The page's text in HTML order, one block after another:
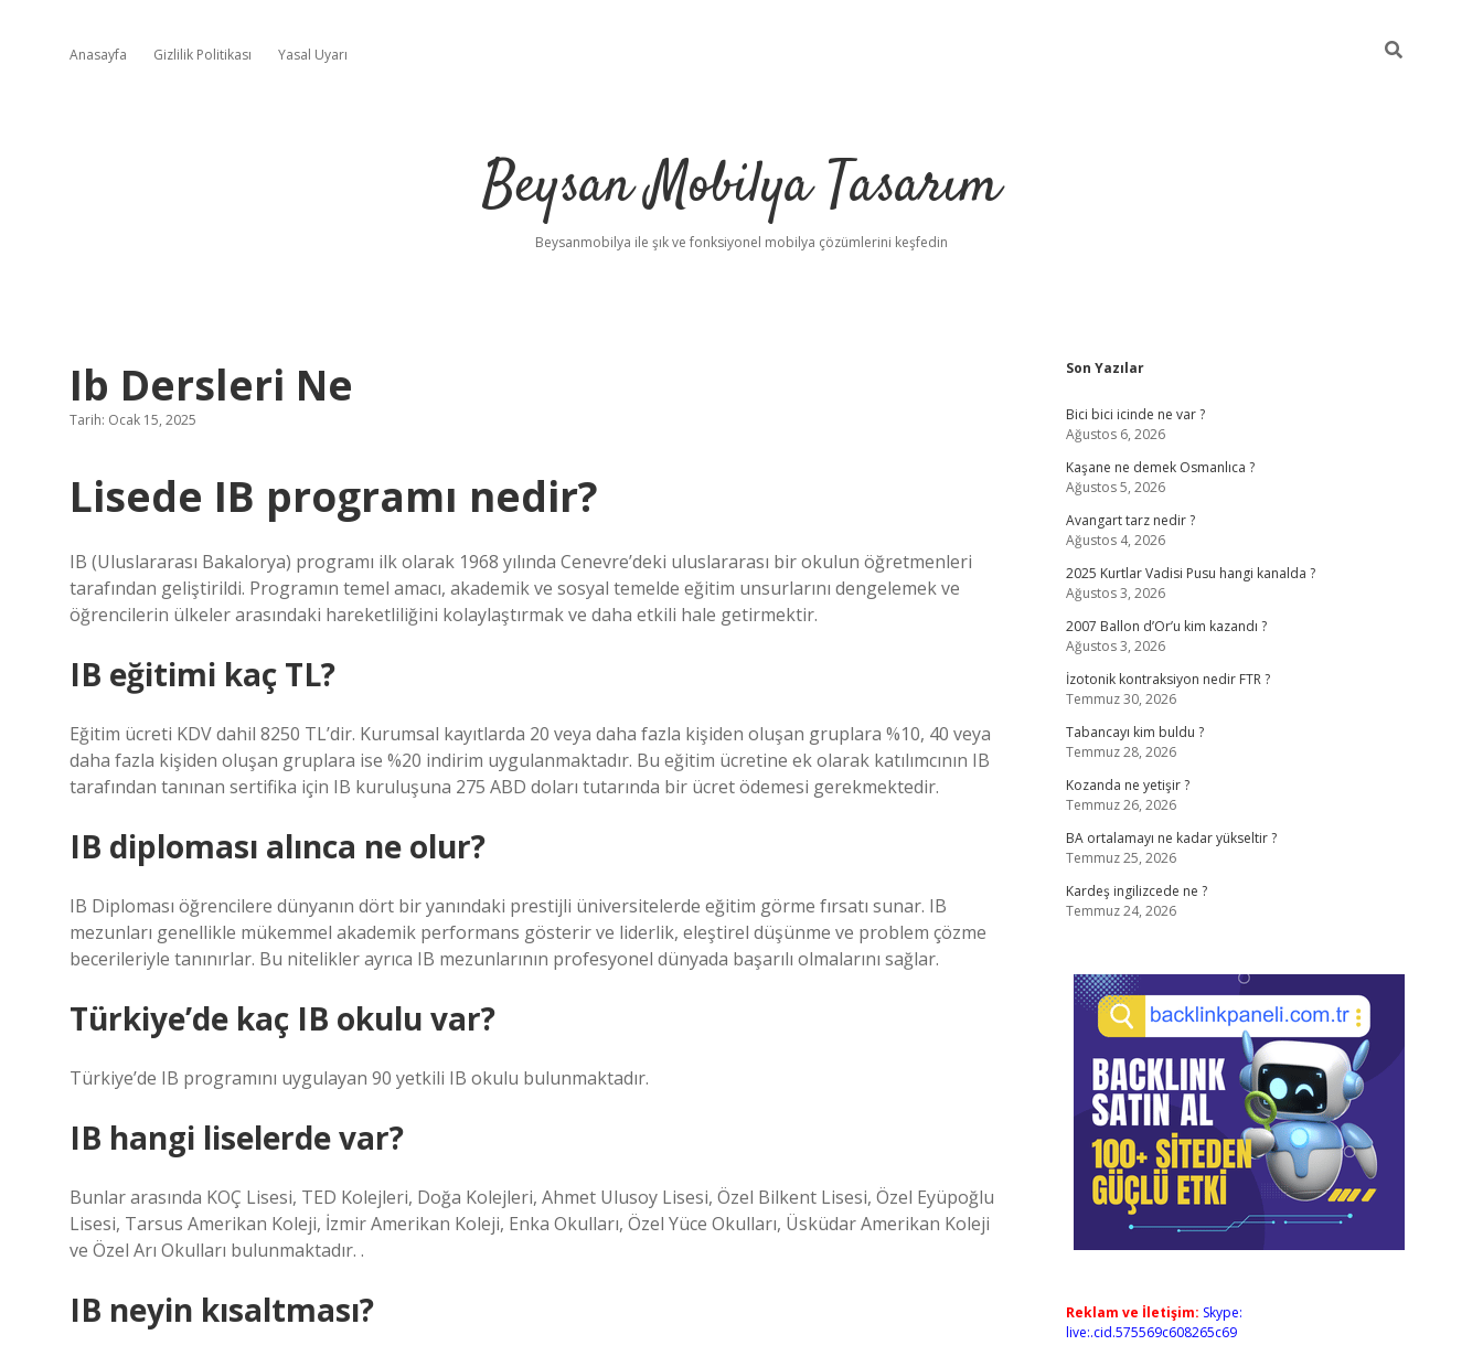
Anasayfa Gizlilik Politikası Yasal Uyarı
Beysan Mobilya Tasarım
Beysanmobilya ile şık ve fonksiyonel mobilya çözümlerini keşfedin
Ib Dersleri Ne
Tarih: Ocak 15, 2025
Lisede IB programı nedir?
IB (Uluslararası Bakalorya) programı ilk olarak 1968 yılında Cenevre’deki uluslararası bir okulun öğretmenleri
tarafından geliştirildi. Programın temel amacı, akademik ve sosyal temelde eğitim unsurlarını dengelemek ve
öğrencilerin ülkeler arasındaki hareketliliğini kolaylaştırmak ve daha etkili hale getirmektir.
IB eğitimi kaç TL?
Eğitim ücreti KDV dahil 8250 TL’dir. Kurumsal kayıtlarda 20 veya daha fazla kişiden oluşan gruplara %10, 40 veya
daha fazla kişiden oluşan gruplara ise %20 indirim uygulanmaktadır. Bu eğitim ücretine ek olarak katılımcının IB
tarafından tanınan sertifika için IB kuruluşuna 275 ABD doları tutarında bir ücret ödemesi gerekmektedir.
IB diploması alınca ne olur?
IB Diploması öğrencilere dünyanın dört bir yanındaki prestijli üniversitelerde eğitim görme fırsatı sunar. IB
mezunları genellikle mükemmel akademik performans gösterir ve liderlik, eleştirel düşünme ve problem çözme
becerileriyle tanınırlar. Bu nitelikler ayrıca IB mezunlarının profesyonel dünyada başarılı olmalarını sağlar.
Türkiye’de kaç IB okulu var?
Türkiye’de IB programını uygulayan 90 yetkili IB okulu bulunmaktadır.
IB hangi liselerde var?
Bunlar arasında KOÇ Lisesi, TED Kolejleri, Doğa Kolejleri, Ahmet Ulusoy Lisesi, Özel Bilkent Lisesi, Özel Eyüpoğlu
Lisesi, Tarsus Amerikan Koleji, İzmir Amerikan Koleji, Enka Okulları, Özel Yüce Okulları, Üsküdar Amerikan Koleji
ve Özel Arı Okulları bulunmaktadır. .
IB neyin kısaltması?
Sidebar
Son Yazılar
Bici bici icinde ne var ?
Ağustos 6, 2026
Kaşane ne demek Osmanlıca ?
Ağustos 5, 2026
Avangart tarz nedir ?
Ağustos 4, 2026
2025 Kurtlar Vadisi Pusu hangi kanalda ?
Ağustos 3, 2026
2007 Ballon d’Or’u kim kazandı ?
Ağustos 3, 2026
İzotonik kontraksiyon nedir FTR ?
Temmuz 30, 2026
Tabancayı kim buldu ?
Temmuz 28, 2026
Kozanda ne yetişir ?
Temmuz 26, 2026
BA ortalamayı ne kadar yükseltir ?
Temmuz 25, 2026
Kardeş ingilizcede ne ?
Temmuz 24, 2026
Reklam ve İletişim: Skype:
live:.cid.575569c608265c69